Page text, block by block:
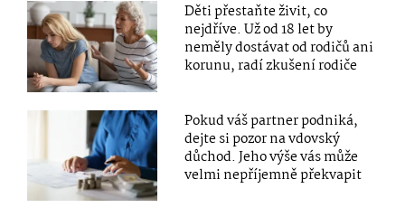
Děti přestaňte živit, co
nejdříve. Už od 18 let by
neměly dostávat od rodičů ani
korunu, radí zkušení rodiče
Pokud váš partner podniká,
dejte si pozor na vdovský
důchod. Jeho výše vás může
velmi nepříjemně překvapit